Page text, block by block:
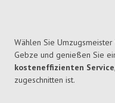
Wählen Sie
Gebze und genießen Sie
kosteneffizienten Service
zugeschnitten ist.